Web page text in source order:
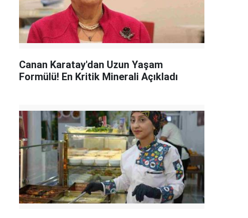
Canan Karatay'dan Uzun Yaşam
Formülü! En Kritik Minerali Açıkladı